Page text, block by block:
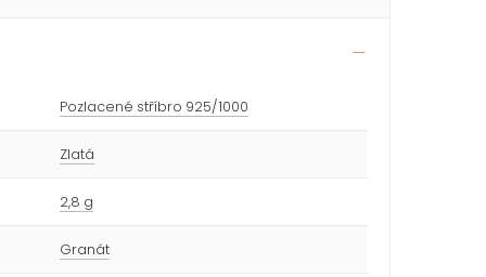
Pozlacené stříbro 925/1000
Zlatá
2,8 g
Granát